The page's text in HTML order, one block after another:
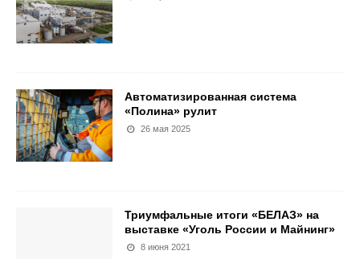
Автоматизированная система
«Полина» рулит
26 мая 2025
Триумфальные итоги «БЕЛАЗ» на
выставке «Уголь России и Майнинг»
8 июня 2021